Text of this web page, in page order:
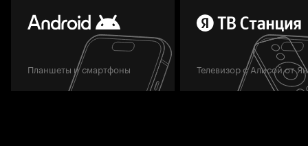
Планшеты и смартфоны Телевизор с Алисой от